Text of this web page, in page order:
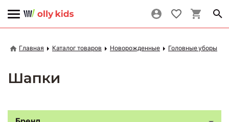
Главная Каталог товаров Новорожденные Головные уборы
Шапки